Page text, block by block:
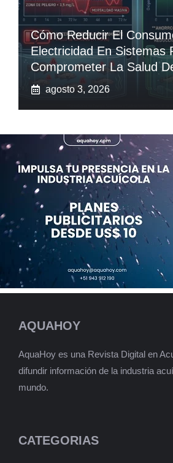
Cómo Reducir El
Electricidad En Sistemas
Comprometer La Salud
agosto 3, 2026
AQUAHOY
AquaHoy es una Revista Digital en
difundir información de la industria
mundo.
CATEGORIAS